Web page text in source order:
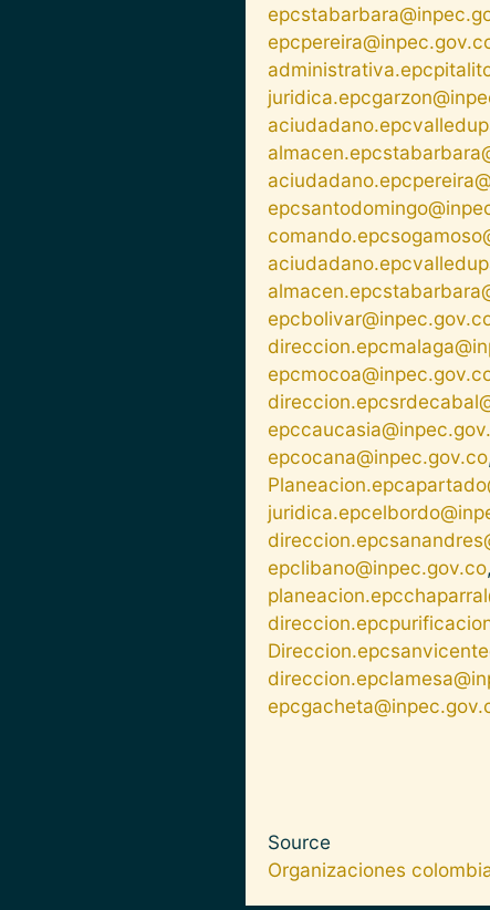
epcocana@inpec.gov.co
epclibano@inpec.gov.co,
Source
Organizaciones